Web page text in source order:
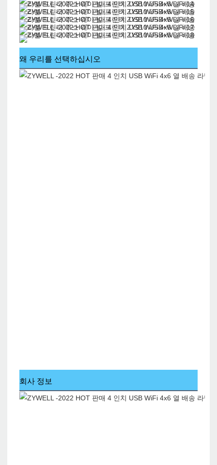
왜 우리를 선택하십시오
회사 정보